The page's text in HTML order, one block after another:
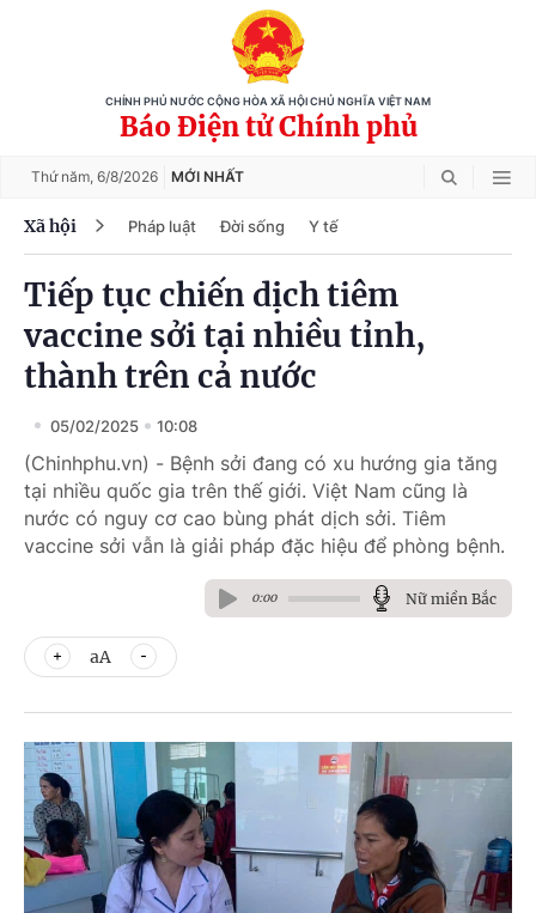
CHÍNH PHỦ NƯỚC CỘNG HÒA XÃ HỘI CHỦ NGHĨA VIỆT NAM
Báo Điện tử Chính phủ
Thứ năm, 6/8/2026 MỚI NHẤT
Xã hội Pháp luật Đời sống Y tế
Tiếp tục chiến dịch tiêm
vaccine sởi tại nhiều tỉnh,
thành trên cả nước
05/02/2025 10:08
(Chinhphu.vn) - Bệnh sởi đang có xu hướng gia tăng
tại nhiều quốc gia trên thế giới. Việt Nam cũng là
nước có nguy cơ cao bùng phát dịch sởi. Tiêm
vaccine sởi vẫn là giải pháp đặc hiệu để phòng bệnh.
0:00 Nữ miền Bắc
aA